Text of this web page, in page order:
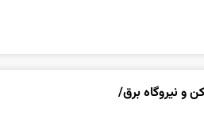
و نیروگاه برق/